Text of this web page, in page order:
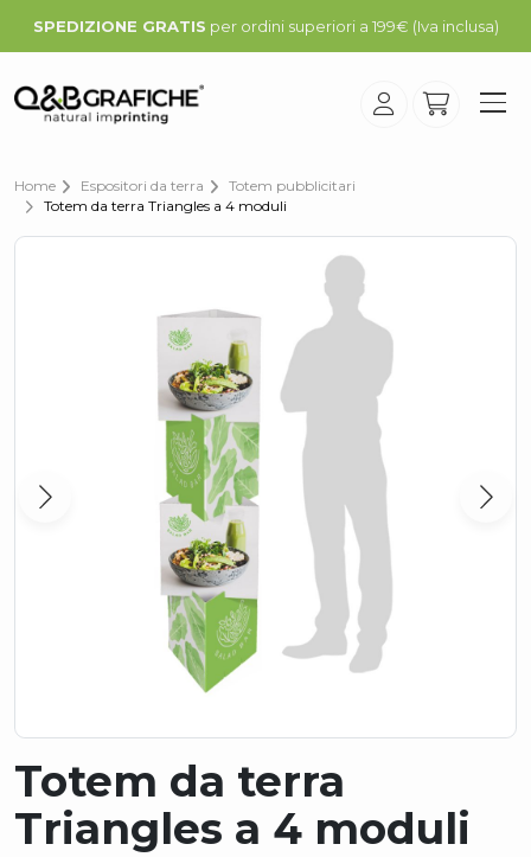
SPEDIZIONE GRATIS per ordini superiori a 199€ (Iva inclusa)
Home Espositori da terra
Totem pubblicitari
Totem da terra Triangles a 4 moduli
Totem da terra
Triangles a 4 moduli